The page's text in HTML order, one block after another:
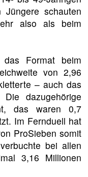
Jüngere schauten
also als beim
das Format beim
von 2,96
– auch das
dazugehörige
das waren 0,7
Im Fernduell hat
ProSieben somit
bei allen
3,16 Millionen